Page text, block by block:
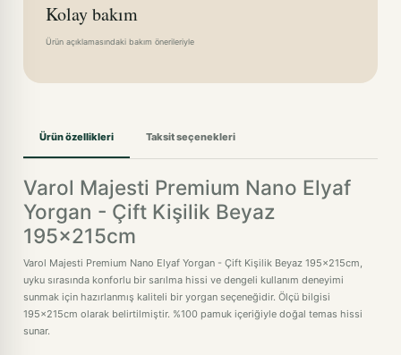
Kolay bakım
Ürün açıklamasındaki bakım önerileriyle
Ürün özellikleri Taksit seçenekleri
Varol Majesti Premium Nano Elyaf
Yorgan - Çift Kişilik Beyaz
195x215cm
Varol Majesti Premium Nano Elyaf Yorgan - Çift Kişilik Beyaz 195x215cm,
uyku sırasında konforlu bir sarılma hissi ve dengeli kullanım deneyimi
sunmak için hazırlanmış kaliteli bir yorgan seçeneğidir. Ölçü bilgisi
195x215cm olarak belirtilmiştir. %100 pamuk içeriğiyle doğal temas hissi
sunar.